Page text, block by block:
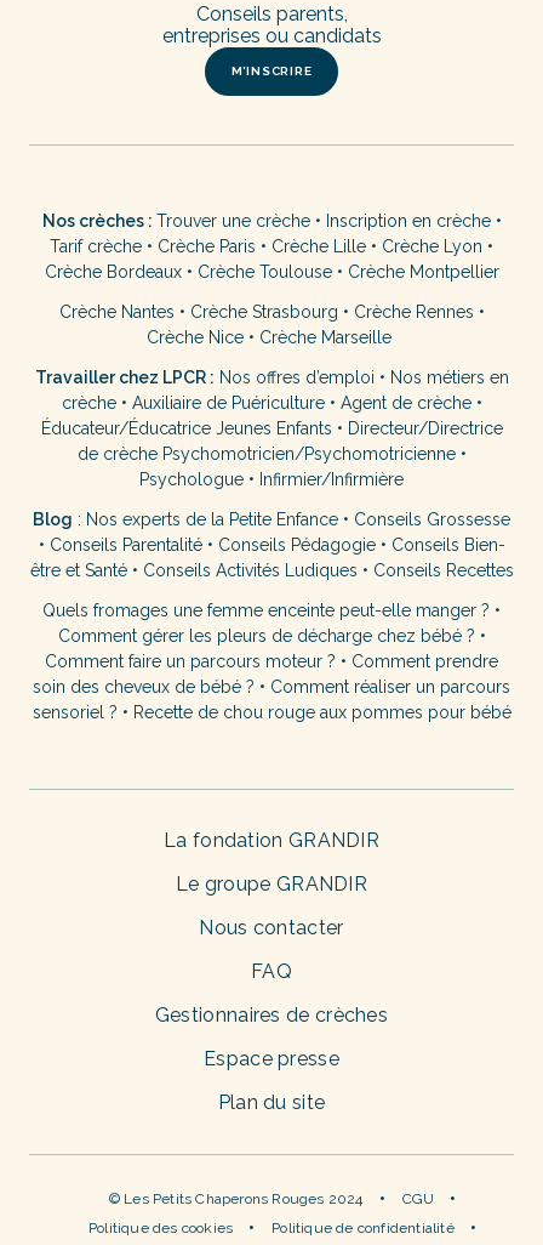
M’INSCRIRE
Conseils parents,
entreprises ou candidats
Nos crèches : Trouver une crèche• Inscription en crèche•
Tarif crèche • Crèche Paris • Crèche Lille • Crèche Lyon •
Crèche Bordeaux• Crèche Toulouse• Crèche Montpellier
Crèche Nantes • Crèche Strasbourg • Crèche Rennes •
Crèche Nice • Crèche Marseille
Travailler chez LPCR : Nos offres d’emploi • Nos métiers en
crèche• Auxiliaire de Puériculture• Agent de crèche•
Éducateur/Éducatrice Jeunes Enfants • Directeur/Directrice
de crèche Psychomotricien/Psychomotricienne•
Psychologue • Infirmier/Infirmière
Blog : Nos experts de la Petite Enfance • Conseils Grossesse
• Conseils Parentalité• Conseils Pédagogie• Conseils Bien-
être et Santé• Conseils Activités Ludiques • Conseils Recettes
Quels fromages une femme enceinte peut-elle manger ? •
Comment gérer les pleurs de décharge chez bébé ? •
Comment faire un parcours moteur ? • Comment prendre
soin des cheveux de bébé ? • Comment réaliser un parcours
sensoriel ? • Recette de chou rouge aux pommes pour bébé
La fondation GRANDIR
Le groupe GRANDIR
Nous contacter
FAQ
Gestionnaires de crèches
Espace presse
Plan du site
© Les Petits Chaperons Rouges 2024
CGU
Politique des cookies
Politique de confidentialité